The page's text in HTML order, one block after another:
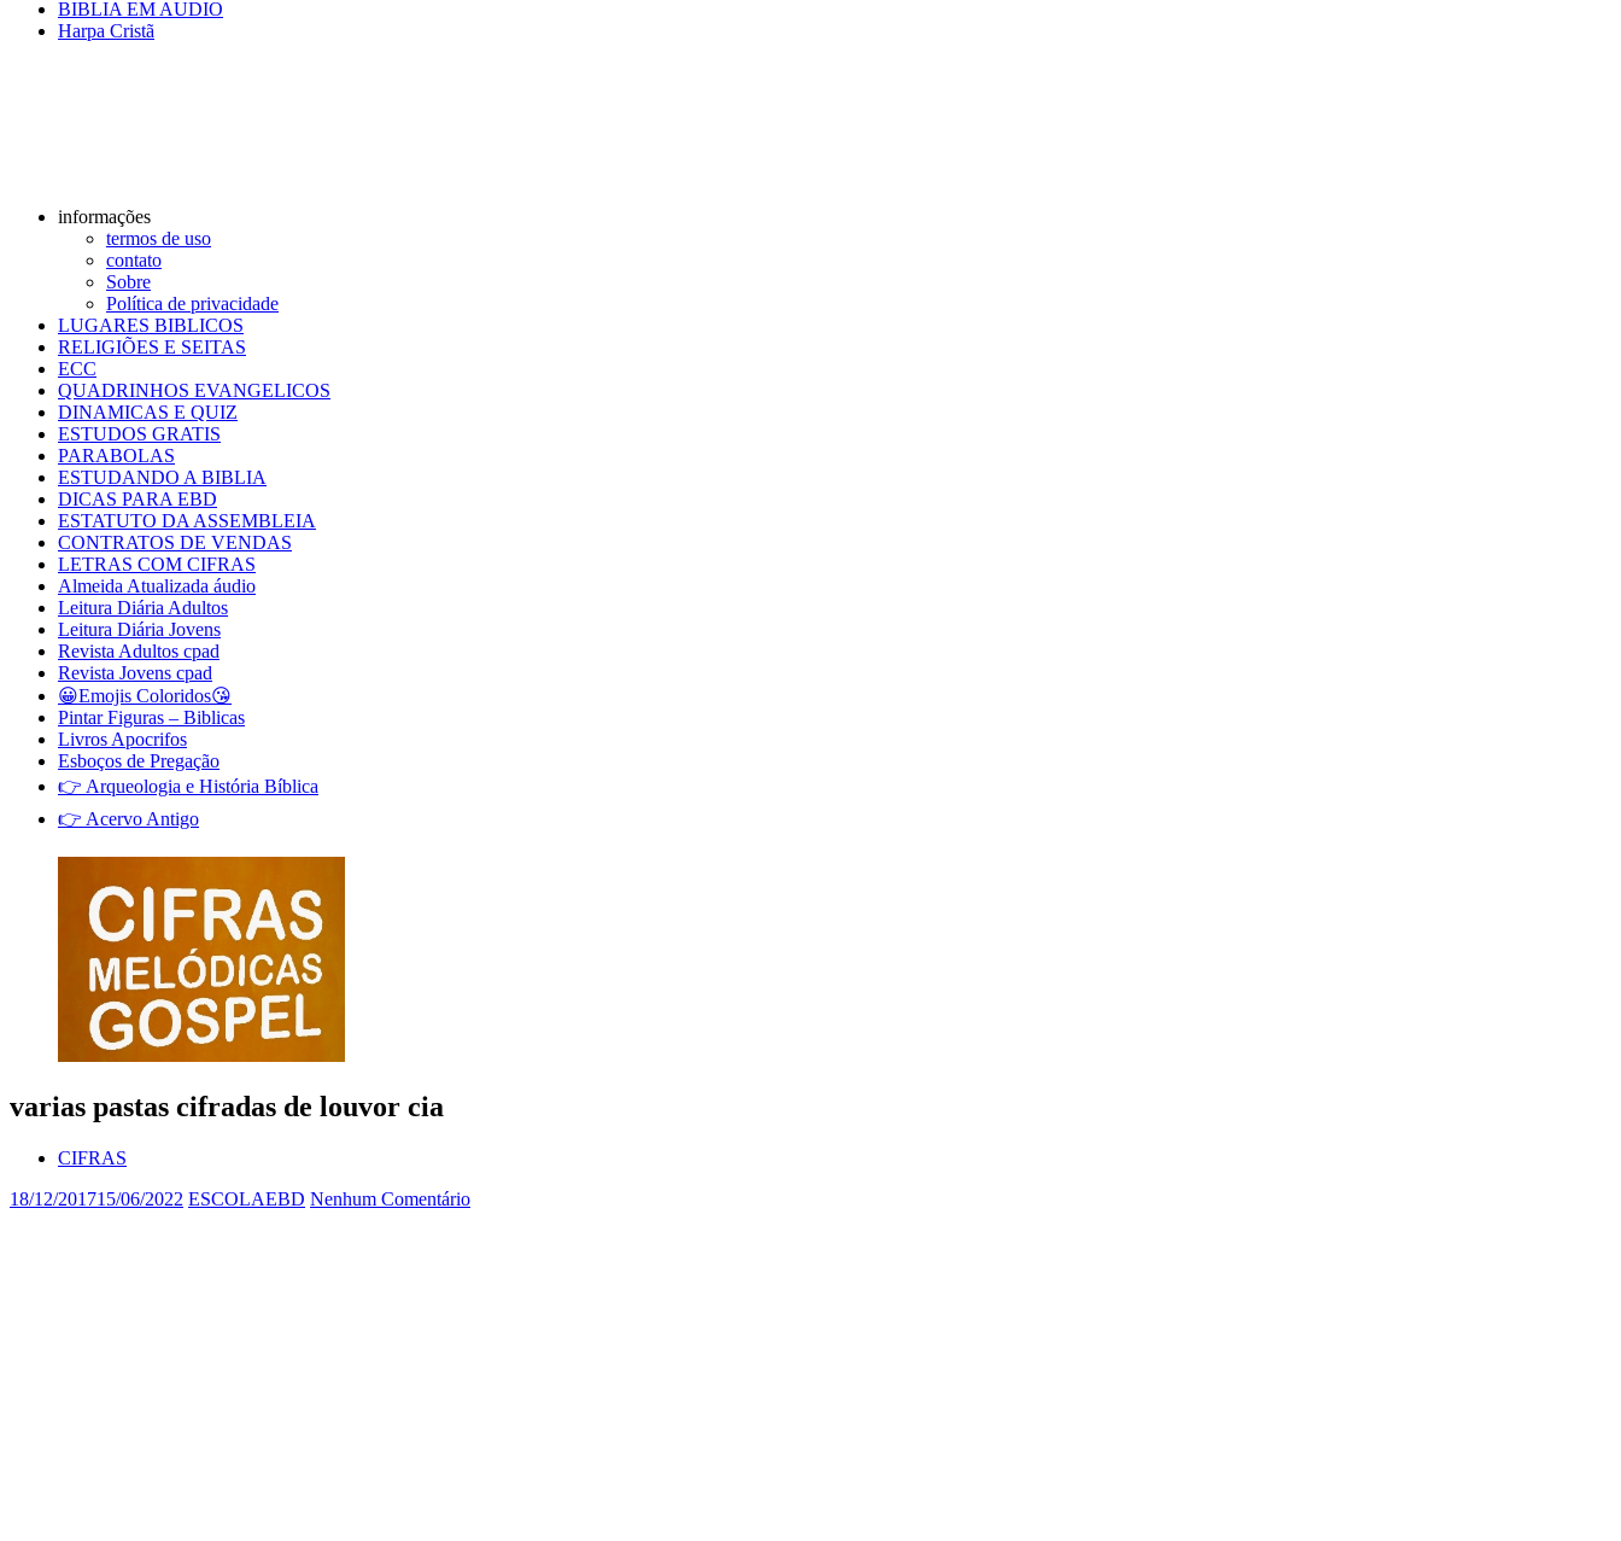
BIBLIA EM AUDIO
Harpa Cristã
informações
termos de uso
contato
Sobre
Política de privacidade
LUGARES BIBLICOS
RELIGIÕES E SEITAS
ECC
QUADRINHOS EVANGELICOS
DINAMICAS E QUIZ
ESTUDOS GRATIS
PARABOLAS
ESTUDANDO A BIBLIA
DICAS PARA EBD
ESTATUTO DA ASSEMBLEIA
CONTRATOS DE VENDAS
LETRAS COM CIFRAS
Almeida Atualizada áudio
Leitura Diária Adultos
Leitura Diária Jovens
Revista Adultos cpad
Revista Jovens cpad
😀Emojis Coloridos😘
Pintar Figuras – Biblicas
Livros Apocrifos
Esboços de Pregação
👉 Arqueologia e História Bíblica
👉 Acervo Antigo
varias pastas cifradas de louvor cia
CIFRAS
18/12/201715/06/2022 ESCOLAEBD Nenhum Comentário